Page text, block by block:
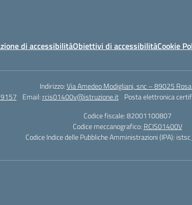
di accessibilitàObiettivi di accessibilitàCookie
Indirizzo:Via Amedeo Modigliani, snc – 89025
Email: rcis01400v@istruzione.it Posta elettronica
Codice fiscale: 82001100807
Codice meccanografico: RCIS01400V
Codice Indice delle Pubbliche Amministrazioni (IPA):